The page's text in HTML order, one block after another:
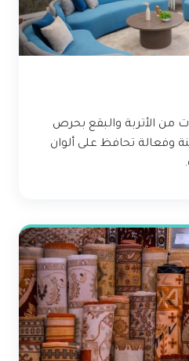
من الأتربة والبقع بحرص
وفعالة تحافظ على ألوان